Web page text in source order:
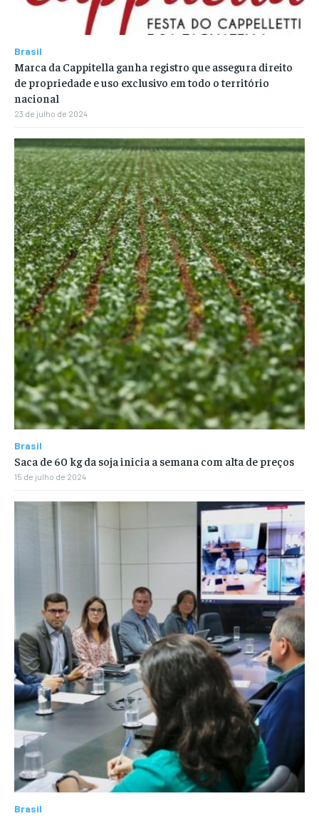
Brasil
Marca da Cappitella ganha registro que assegura direito
de propriedade e uso exclusivo em todo o território
nacional
23 de julho de 2024
Brasil
Saca de 60 kg da soja inicia a semana com alta de preços
15 de julho de 2024
Brasil